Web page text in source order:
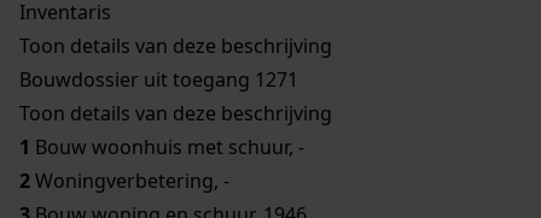
Inventaris
Toon details van deze beschrijving
Bouwdossier uit toegang 1271
Toon details van deze beschrijving
1 Bouw woonhuis met schuur, -
2Woningverbetering, -